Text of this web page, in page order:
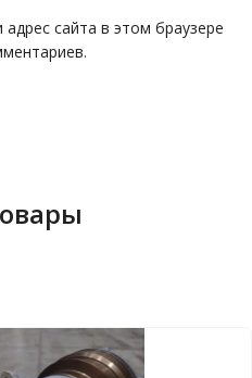
сайта в этом браузере